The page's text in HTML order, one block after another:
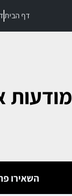
דף הבית
מודעות
השאירו